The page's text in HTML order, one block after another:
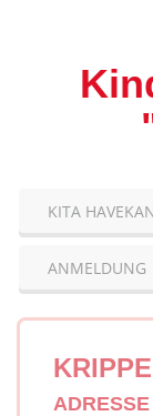
KITA
ANMELDUNG
KRIPPE
ADRESSE